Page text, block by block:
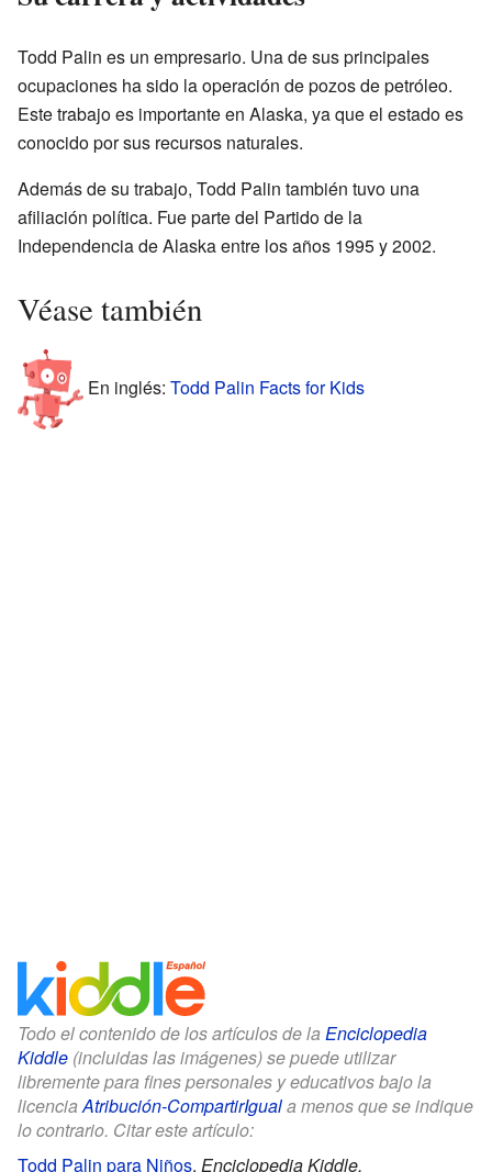
Todd Palin es un empresario. Una de sus principales
ocupaciones ha sido la operación de pozos de petróleo.
Este trabajo es importante en Alaska, ya que el estado es
conocido por sus recursos naturales.
Además de su trabajo, Todd Palin también tuvo una
afiliación política. Fue parte del Partido de la
Independencia de Alaska entre los años 1995 y 2002.
Véase también
En inglés: Todd Palin Facts for Kids
Todo el contenido de los artículos de la Enciclopedia
Kiddle (incluidas las imágenes) se puede utilizar
libremente para fines personales y educativos bajo la
licenciaAtribución-CompartirIguala menos que se indique
lo contrario. Citar este artículo:
Todd Palin para Niños. Enciclopedia Kiddle.